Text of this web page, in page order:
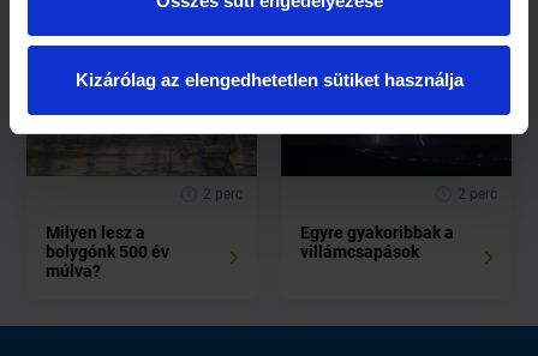
Kizárólag az elengedhetetlen sütiket használja
2 perc
Milyen lesz a
bolygónk 500 év
múlva?
2 perc
Egyre gyakoribbak a
villámcsapások